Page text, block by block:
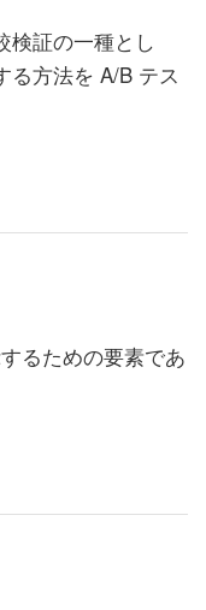
検証の一種とし
る方法を A/B テス
るための要素であ